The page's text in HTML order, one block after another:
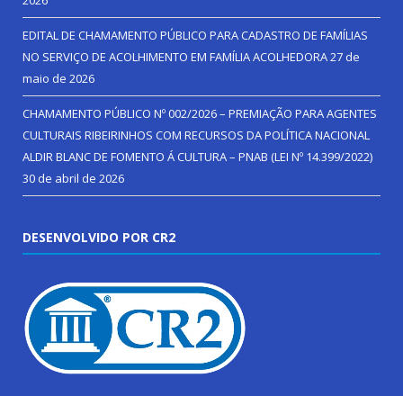
EDITAL DE CHAMAMENTO PÚBLICO PARA CADASTRO DE FAMÍLIAS
NO SERVIÇO DE ACOLHIMENTO EM FAMÍLIA ACOLHEDORA27 de
maio de 2026
CHAMAMENTO PÚBLICO Nº 002/2026 – PREMIAÇÃO PARA AGENTES
CULTURAIS RIBEIRINHOS COM RECURSOS DA POLÍTICA NACIONAL
ALDIR BLANC DE FOMENTO Á CULTURA – PNAB (LEI Nº 14.399/2022)
30 de abril de 2026
DESENVOLVIDO POR CR2